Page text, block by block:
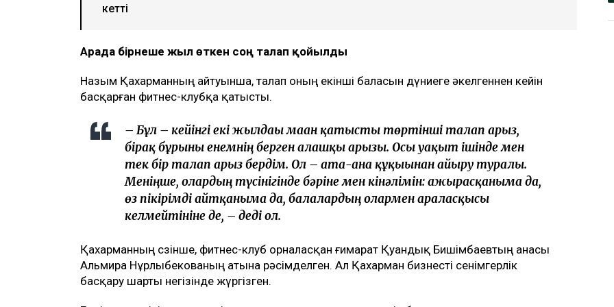
Ulysmedia коллажы
Назым Қахарман бұрынғы күйеуі Қуандық Бишімбаевтың анасы өзіне қатысты 25
млн теңгеге жуық сома өндіру туралы талап арыз бергенін мәлімдеді. Оның
айтуынша, бұл – сотталған экс-министрдің отбасы кейінгі екі жылда өзіне қарсы
берген төртінші талап арыз, деп хабарлайды
ТАҒЫ ДА ОҚЫҢЫЗДАР
Байжанов бостандыққа шыққанымен, алты жыл бақылауда болады
Бишімбаевтың туысы Бақытжан Байжанов бостандыққа шықты
Бишімбаев ісі арқылы танылған Айжан Аймағанова прокуратурадағы қызметінен
кетті
Арада бірнеше жыл өткен соң талап қойылды
Назым Қахарманның айтуынша, талап оның екінші баласын дүниеге әкелгеннен кейін